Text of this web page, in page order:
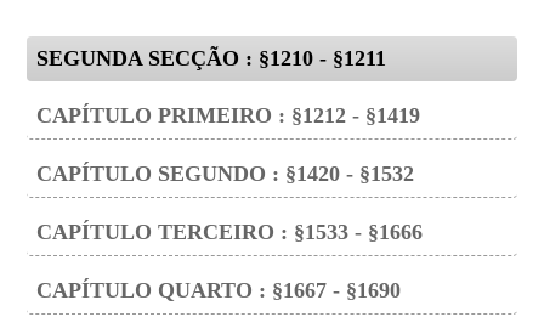
SEGUNDA SECÇÃO : §1210 - §1211
CAPÍTULO PRIMEIRO : §1212 - §1419
CAPÍTULO SEGUNDO : §1420 - §1532
CAPÍTULO TERCEIRO : §1533 - §1666
CAPÍTULO QUARTO : §1667 - §1690